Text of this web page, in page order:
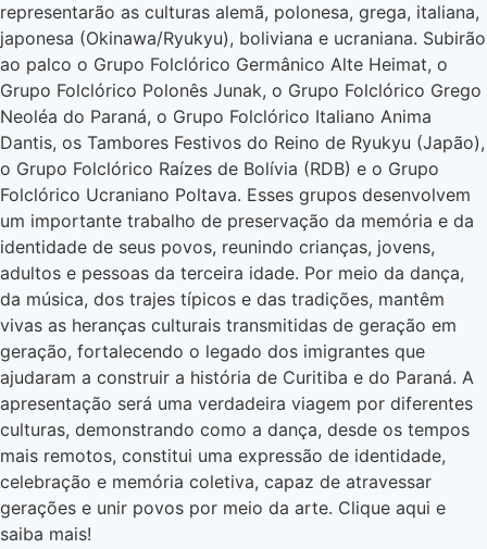
representarão as culturas alemã, polonesa, grega, italiana,
japonesa (Okinawa/Ryukyu), boliviana e ucraniana. Subirão
ao palco o Grupo Folclórico Germânico Alte Heimat, o
Grupo Folclórico Polonês Junak, o Grupo Folclórico Grego
Neoléa do Paraná, o Grupo Folclórico Italiano Anima
Dantis, os Tambores Festivos do Reino de Ryukyu (Japão),
o Grupo Folclórico Raízes de Bolívia (RDB) e o Grupo
Folclórico Ucraniano Poltava. Esses grupos desenvolvem
um importante trabalho de preservação da memória e da
identidade de seus povos, reunindo crianças, jovens,
adultos e pessoas da terceira idade. Por meio da dança,
da música, dos trajes típicos e das tradições, mantêm
vivas as heranças culturais transmitidas de geração em
geração, fortalecendo o legado dos imigrantes que
ajudaram a construir a história de Curitiba e do Paraná. A
apresentação será uma verdadeira viagem por diferentes
culturas, demonstrando como a dança, desde os tempos
mais remotos, constitui uma expressão de identidade,
celebração e memória coletiva, capaz de atravessar
gerações e unir povos por meio da arte. Clique aqui e
saiba mais!